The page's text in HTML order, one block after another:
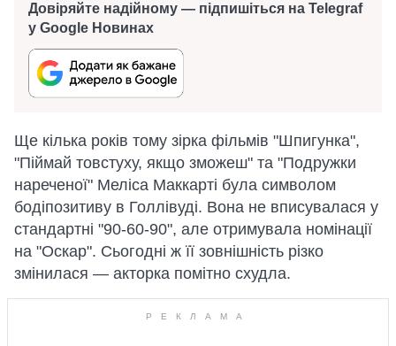
Довіряйте надійному — підпишіться на Telegraf
у Google Новинах
Ще кілька років тому зірка фільмів "Шпигунка",
"Піймай товстуху, якщо зможеш" та "Подружки
нареченої" Меліса Маккарті була символом
бодіпозитиву в Голлівуді. Вона не вписувалася у
стандартні "90-60-90", але отримувала номінації
на "Оскар". Сьогодні ж її зовнішність різко
змінилася — акторка помітно схудла.